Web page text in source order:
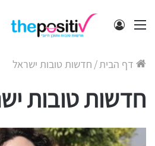
תפריט התחבר
דף הבית/ חדשות טובות ישראל
חדשות טובות